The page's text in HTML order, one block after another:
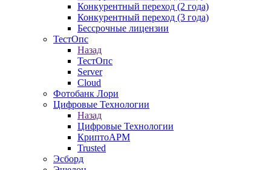
Конкурентный переход (2 года)
Конкурентный переход (3 года)
Бессрочные лицензии
ТестОпс
Назад
ТестОпс
Server
Cloud
Фотобанк Лори
Цифровые Технологии
Назад
Цифровые Технологии
КриптоАРМ
Trusted
Эсборд